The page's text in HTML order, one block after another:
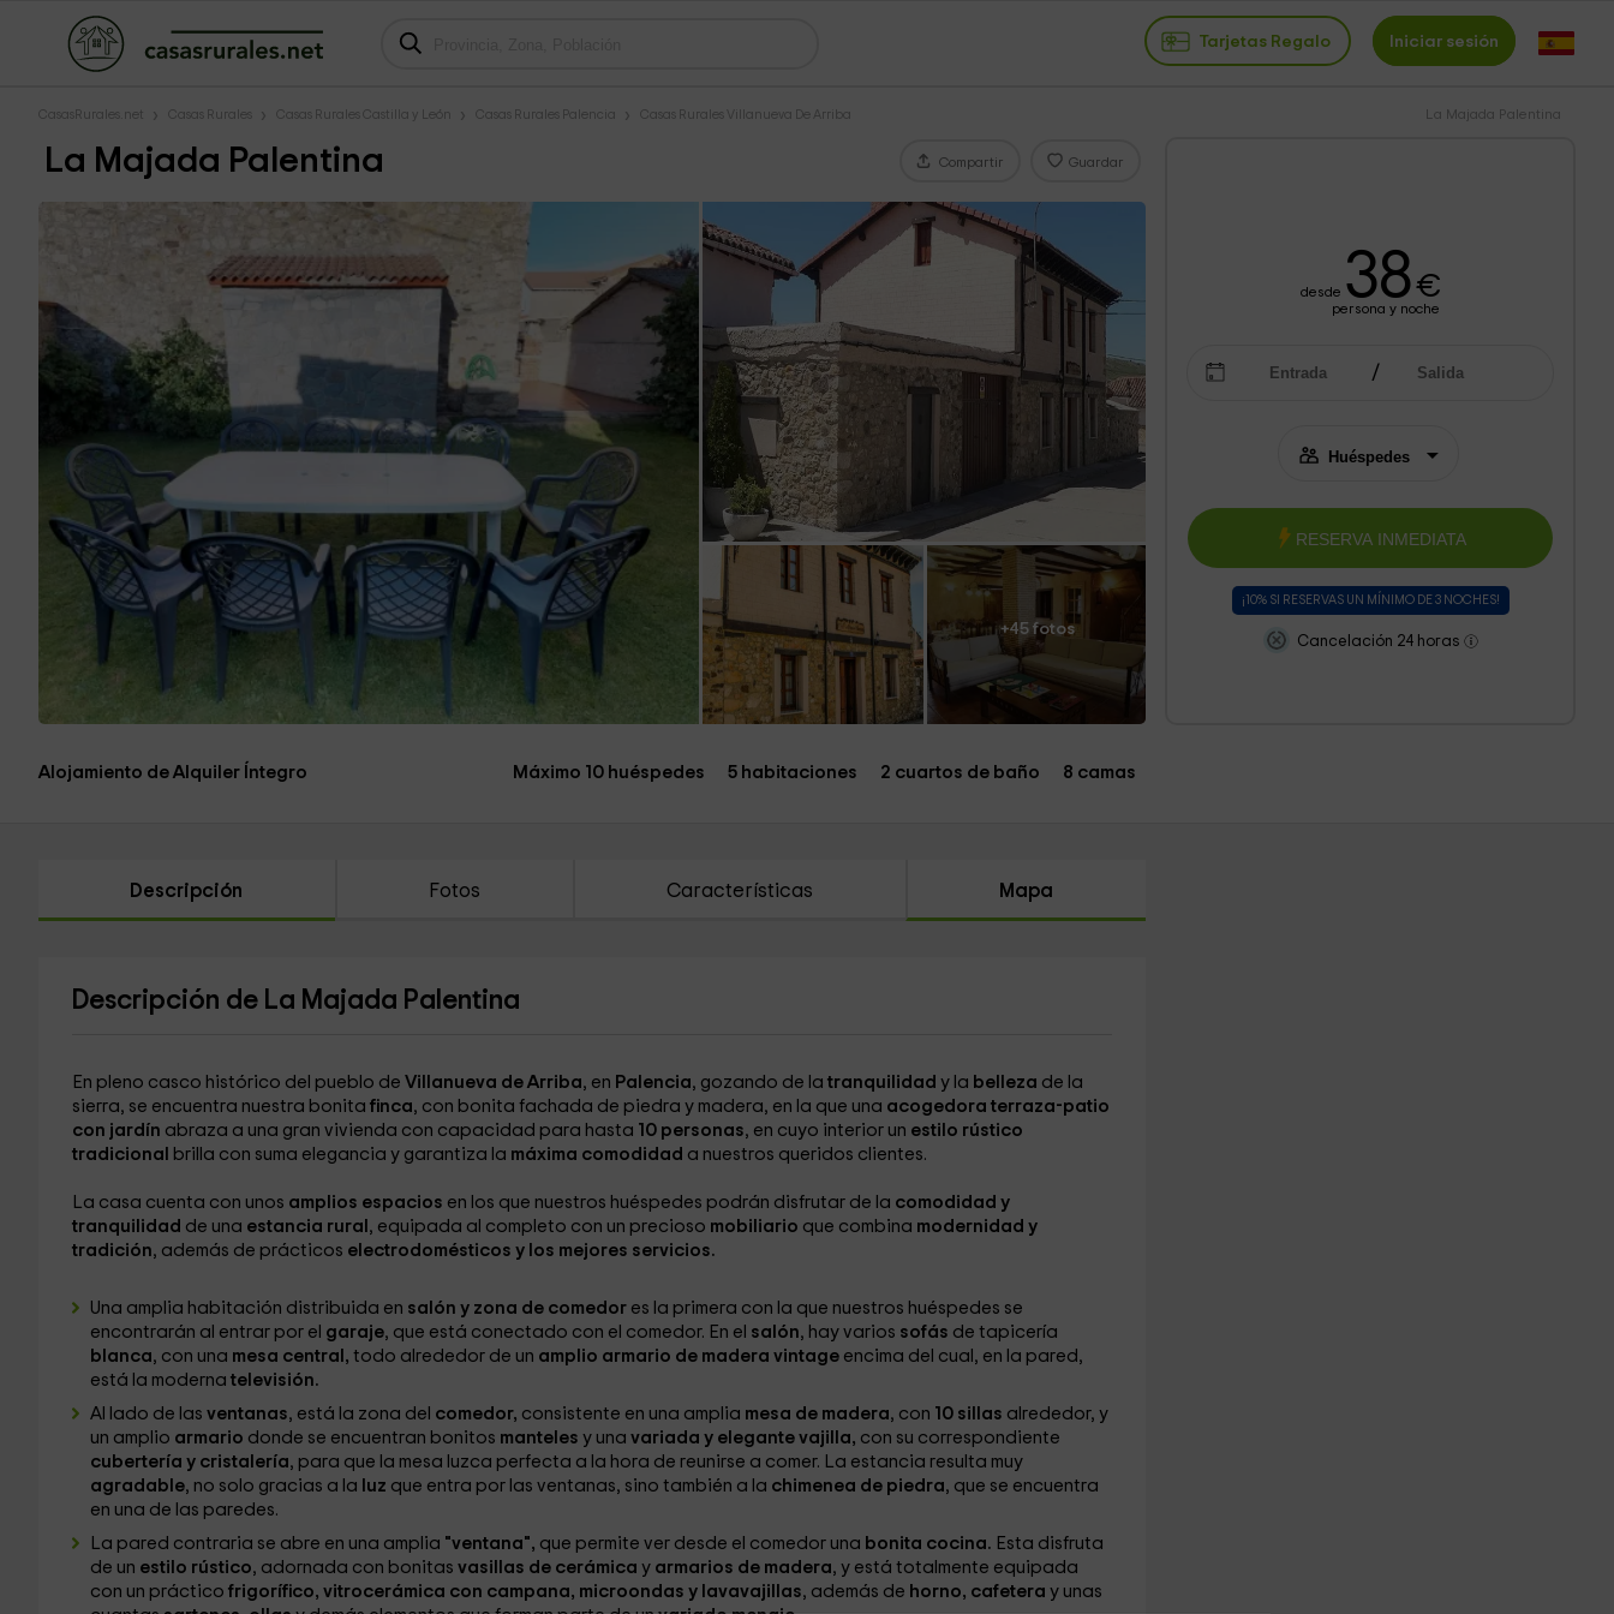
Tarjetas Regalo Iniciar sesión
CasasRurales.net Casas Rurales Casas Rurales Castilla y León Casas Rurales Palencia Casas Rurales Villanueva De Arriba La Majada Palentina
La Majada Palentina Compartir Guardar
+45 fotos
desde 38€
persona y noche
RESERVA INMEDIATA
¡10% SI RESERVAS UN MÍNIMO DE 3 NOCHES!
Cancelación 24 horas
Alojamiento de Alquiler Íntegro Máximo 10 huéspedes 5 habitaciones 2 cuartos de baño 8 camas
Descripción Fotos Características Mapa
Descripción de La Majada Palentina
En pleno casco histórico del pueblo de Villanueva de Arriba, en Palencia, gozando de la tranquilidad y la belleza de la
sierra, se encuentra nuestra bonita finca, con bonita fachada de piedra y madera, en la que una acogedora terraza-patio
con jardín abraza a una gran vivienda con capacidad para hasta 10 personas, en cuyo interior un estilo rústico
tradicional
brilla con suma elegancia y garantiza la máxima comodidad a nuestros queridos clientes.
La casa cuenta con unos amplios espacios en los que nuestros huéspedes podrán disfrutar de la comodidad y
tranquilidad de una estancia rural , equipada al completo con un precioso mobiliario que combina modernidad y
tradición, además de prácticos electrodomésticos y los mejores servicios.
Una amplia habitación distribuida en salón y zona de comedor es la primera con la que nuestros huéspedes se
encontrarán al entrar por el garaje, que está conectado con el comedor. En el salón, hay varios sofás de tapicería
blanca, con una mesa central, todo alrededor de un amplio armario de madera vintage encima del cual, en la pared,
está la moderna televisión.
Al lado de las ventanas, está la zona del comedor, consistente en una amplia mesa de madera, con 10 sillas alrededor, y
un amplio armario donde se encuentran bonitos manteles y una variada y elegante vajilla, con su correspondiente
cubertería y cristalería, para que la mesa luzca perfecta a la hora de reunirse a comer. La estancia resulta muy
agradable, no solo gracias a la luz que entra por las ventanas, sino también a la chimenea de piedra, que se encuentra
en una de las paredes.
La pared contraria se abre en una amplia "ventana", que permite ver desde el comedor una bonita cocina. Esta disfruta
de un estilo rústico, adornada con bonitas vasillas de cerámica y armarios de madera, y está totalmente equipada
con un práctico frigorífico, vitrocerámica con campana, microondas y lavavajillas, además de horno, cafetera y unas